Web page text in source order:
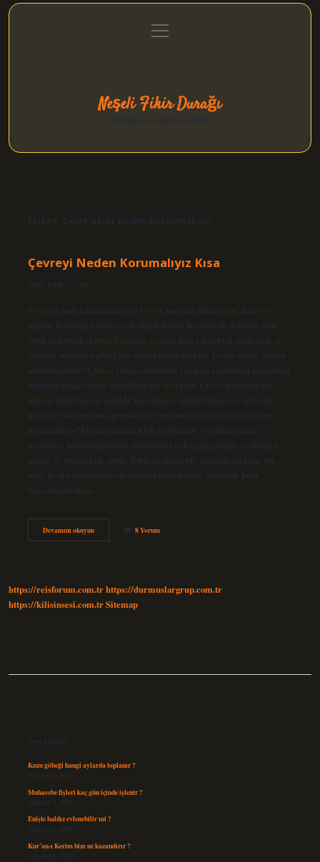
Gizlilik Politikası
menüyü
aç
Neşeli Fikir Durağı
Etiket: Çevre nedir neden korunmalıdır
Çevreyi Neden Korumalıyız Kısa
Tarih: Eylül 22, 2024
Çevreyi neden korumalıyiz? Çevre koruma bilinci; su, hava ve
toprak kirliliğini önleyecek, doğal hayatı koruyacak, karbon ayak
izini azaltacak, küresel ısınma ve sera gazı etkilerini azaltacak ve
gelecek nesillere güzel bir dünya bırakacaktır. Çevre nedir, neden
korunmalıdır? Çevre; Dünya üzerinde yaşayan canlıların yaşamları
boyunca ilişki içinde oldukları dış çevredir. Çevre geçmişin bir
mirası değil; en iyi şekilde korunması, geliştirilmesi ve gelecek
nesillere aktarılması gereken bir emanettir. Doğal çevre neden
korumalıyız? Denizlerimizi kirlettiğimizde ve atıklarımızı
denizlere boşalttığımızda, ortamdaki ışık geçirgenliği ve oksijen
azalır ve bulanıklık artar. Böylece oksijenle yaşayan canlılar yok
olur. Besin zincirinin son halkası insanlardır. İnsanlar hem
hayvanlarla hem…
Devamını okuyunÇevreyi
Neden
8 Yorum
https://reisforum.com.trhttps://durmuslargrup.com.tr
https://kilisinsesi.com.trSitemap
Son Yazılar
Kuzu göbeği hangi aylarda toplanır ?
Ağustos 8, 2026
Muhasebe fişleri kaç gün içinde işlenir ?
Ağustos 8, 2026
Enişte baldız evlenebilir mi ?
Ağustos 6, 2026
Kur’an-ı Kerim bize ne kazandırır ?
Ağustos 6, 2026